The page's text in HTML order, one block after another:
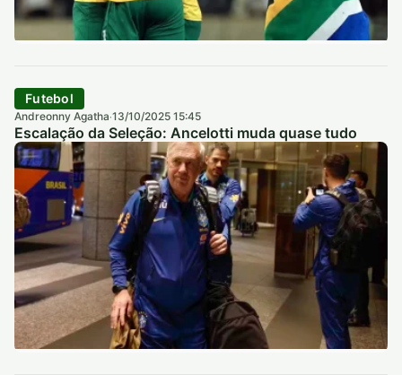
Futebol
Andreonny Agatha·13/10/2025 15:45
Escalação da Seleção: Ancelotti muda quase tudo